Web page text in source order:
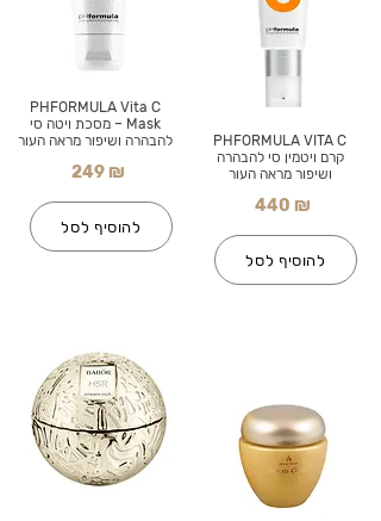
PHFORMULA Vita C
Mask – מסכת ויטה סי
להבהרה ושיפור מראה העור
249 ₪
להוסיף לסל
PHFORMULA VITA C
קרם ויטמין סי להבהרה
ושיפור מראה העור
440 ₪
להוסיף לסל